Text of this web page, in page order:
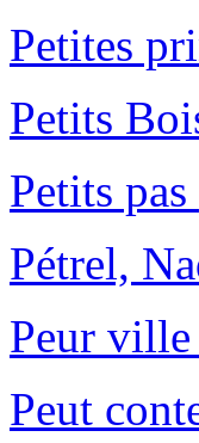
Petites
Petits
Petits
Pétrel,
Peur
Peut